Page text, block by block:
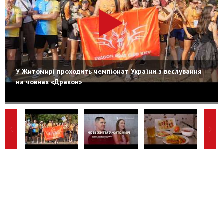
У Житомирі проходить чемпіонат України з веслування
на човнах «Дракон»